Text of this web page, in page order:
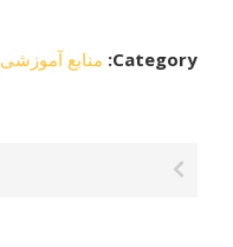
Category: منابع آموزشی